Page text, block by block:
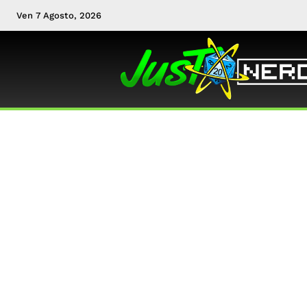
Ven 7 Agosto, 2026